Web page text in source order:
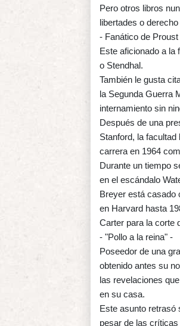
Pero otros libros
libertades o
- Fanático de Proust
Este aficionado a
o Stendhal.
También le gusta
la Segunda Guerra
internamiento sin
Después de una
Stanford, la
carrera en 1964
Durante un tiempo
en el escándalo
Breyer está casado
en Harvard hasta
Carter para la corte
- "Pollo a la reina" -
Poseedor de una
obtenido antes su
las revelaciones
en su casa.
Este asunto retrasó
pesar de las